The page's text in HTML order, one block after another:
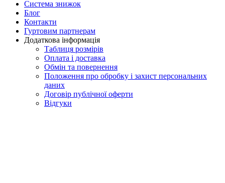
Система знижок
Блог
Контакти
Гуртовим партнерам
Додаткова інформація
Таблиця розмірів
Оплата і доставка
Обмін та повернення
Положення про обробку і захист персональних
даних
Договір публічної оферти
Відгуки